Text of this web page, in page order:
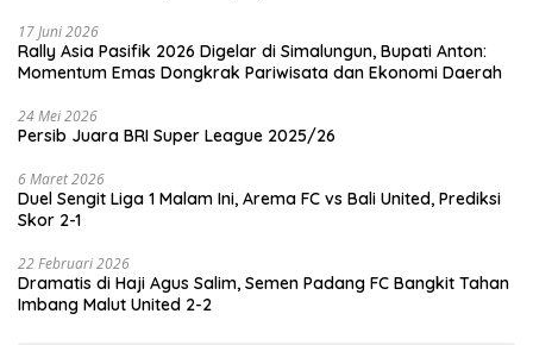
17 Juni 2026
Rally Asia Pasifik 2026 Digelar di Simalungun, Bupati Anton:
Momentum Emas Dongkrak Pariwisata dan Ekonomi Daerah
24 Mei 2026
Persib Juara BRI Super League 2025/26
6 Maret 2026
Duel Sengit Liga 1 Malam Ini, Arema FC vs Bali United, Prediksi
Skor 2-1
22 Februari 2026
Dramatis di Haji Agus Salim, Semen Padang FC Bangkit Tahan
Imbang Malut United 2-2